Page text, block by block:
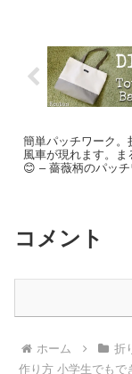
簡単パッチワーク。
風車が現れます。ま
😊 – 薔薇柄のパッ
コメント
ホーム 折
作り方 小学生でもで